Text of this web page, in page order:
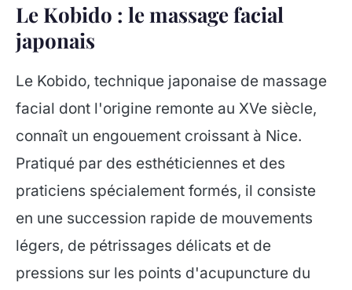
Le Kobido : le massage facial
japonais
Le Kobido, technique japonaise de massage
facial dont l'origine remonte au XVe siècle,
connaît un engouement croissant à Nice.
Pratiqué par des esthéticiennes et des
praticiens spécialement formés, il consiste
en une succession rapide de mouvements
légers, de pétrissages délicats et de
pressions sur les points d'acupuncture du